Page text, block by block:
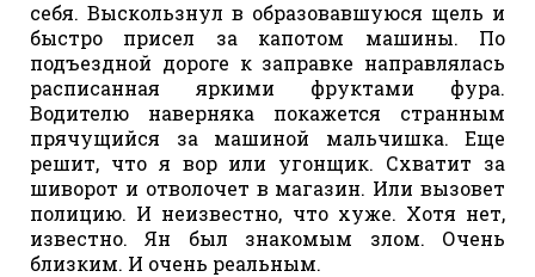
себя. Выскользнул в образовавшуюся щель и
быстро присел за капотом машины. По
подъездной дороге к заправке направлялась
расписанная яркими фруктами фура.
Водителю наверняка покажется странным
прячущийся за машиной мальчишка. Еще
решит, что я вор или угонщик. Схватит за
шиворот и отволочет в магазин. Или вызовет
полицию. И неизвестно, что хуже. Хотя нет,
известно. Ян был знакомым злом. Очень
близким. И очень реальным.